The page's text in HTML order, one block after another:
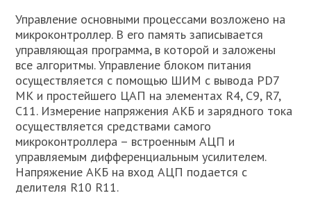
Управление основными процессами возложено на
микроконтроллер. В его память записывается
управляющая программа, в которой и заложены
все алгоритмы. Управление блоком питания
осуществляется с помощью ШИМ с вывода PD7
МК и простейшего ЦАП на элементах R4, C9, R7,
C11. Измерение напряжения АКБ и зарядного тока
осуществляется средствами самого
микроконтроллера – встроенным АЦП и
управляемым дифференциальным усилителем.
Напряжение АКБ на вход АЦП подается с
делителя R10 R11.